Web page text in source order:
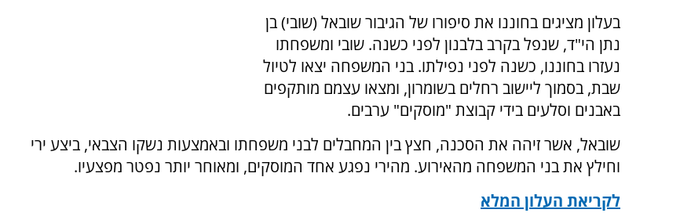
בעלון מציגים בחוננו את סיפורו של הגיבור שובאל (שובי) בן
נתן הי"ד, שנפל בקרב בלבנון לפני כשנה. שובי ומשפחתו
נעזרו בחוננו, כשנה לפני נפילתו. בני המשפחה יצאו לטיול
שבת, בסמוך ליישוב רחלים בשומרון, ומצאו עצמם מותקפים
באבנים וסלעים בידי קבוצת "מוסקים" ערבים.
שובאל, אשר זיהה את הסכנה, חצץ בין המחבלים לבני משפחתו ובאמצעות נשקו הצבאי, ביצע ירי
וחילץ את בני המשפחה מהאירוע. מהירי נפגע אחד המוסקים, ומאוחר יותר נפטר מפצעיו.
לקריאת העלון המלא